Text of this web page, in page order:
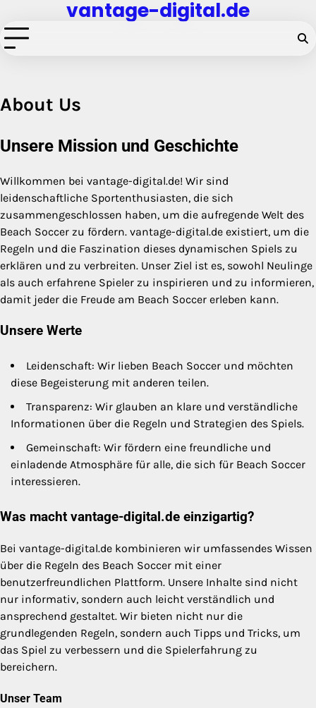
to
content
vantage-digital.de
About Us
Unsere Mission und Geschichte
Willkommen bei vantage-digital.de! Wir sind
leidenschaftliche Sportenthusiasten, die sich
zusammengeschlossen haben, um die aufregende Welt des
Beach Soccer zu fördern. vantage-digital.de existiert, um die
Regeln und die Faszination dieses dynamischen Spiels zu
erklären und zu verbreiten. Unser Ziel ist es, sowohl Neulinge
als auch erfahrene Spieler zu inspirieren und zu informieren,
damit jeder die Freude am Beach Soccer erleben kann.
Unsere Werte
Leidenschaft: Wir lieben Beach Soccer und möchten
diese Begeisterung mit anderen teilen.
Transparenz: Wir glauben an klare und verständliche
Informationen über die Regeln und Strategien des Spiels.
Gemeinschaft: Wir fördern eine freundliche und
einladende Atmosphäre für alle, die sich für Beach Soccer
interessieren.
Was macht vantage-digital.de einzigartig?
Bei vantage-digital.de kombinieren wir umfassendes Wissen
über die Regeln des Beach Soccer mit einer
benutzerfreundlichen Plattform. Unsere Inhalte sind nicht
nur informativ, sondern auch leicht verständlich und
ansprechend gestaltet. Wir bieten nicht nur die
grundlegenden Regeln, sondern auch Tipps und Tricks, um
das Spiel zu verbessern und die Spielerfahrung zu
bereichern.
Unser Team